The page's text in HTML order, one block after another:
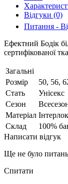
Відгуки (0)
Питання -
Ефектний Бодік
сертифікованої
Загальні
Розмір
50, 56,
Стать
Унісекс
Сезон
Матеріал Інтерлок
Склад
100%
Написати відгук
Ще не було
Спитати